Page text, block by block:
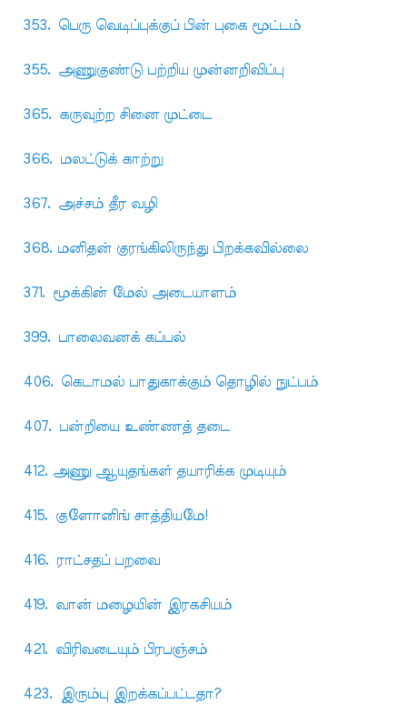
353. பெரு வெடிப்புக்குப் பின் புகை மூட்டம்
355. அணுகுண்டு பற்றிய முன்னறிவிப்பு
365. கருவுற்ற சினை முட்டை
366. மலட்டுக் காற்று
367. அச்சம் தீர வழி
368. மனிதன் குரங்கிலிருந்து பிறக்கவில்லை
371. மூக்கின் மேல் அடையாளம்
399. பாலைவனக் கப்பல்
406. கெடாமல் பாதுகாக்கும் தொழில் நுட்பம்
407. பன்றியை உண்ணத் தடை
412. அணு ஆயுதங்கள் தயாரிக்க முடியும்
415. குளோனிங் சாத்தியமே!
416. ராட்சதப் பறவை
419. வான் மழையின் இரகசியம்
421. விரிவடையும் பிரபஞ்சம்
423. இரும்பு இறக்கப்பட்டதா?